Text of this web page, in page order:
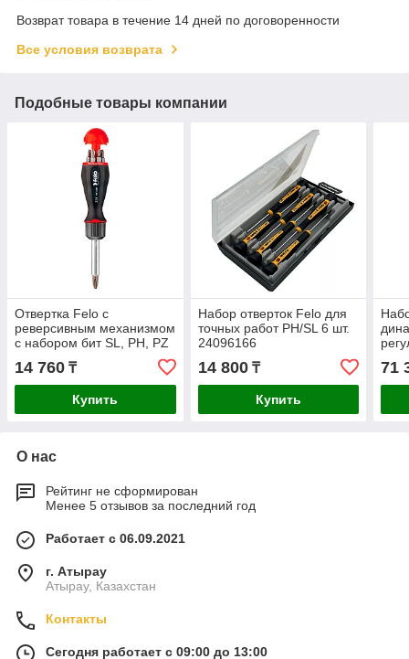
Возврат товара в течение 14 дней по договоренности
Все условия возврата
Подобные товары компании
Отвертка Felo с
реверсивным механизмом
с набором бит SL, PH, PZ
8шт. 37400405
14 760 ₸
Купить
Набор отверток Felo для
точных работ PH/SL 6 шт.
24096166
14 800₸
Купить
71
О нас
Рейтинг не сформирован
Менее 5 отзывов за последний год
Работает с 06.09.2021
г. Атырау
Атырау, Казахстан
Контакты
Сегодня работает с 09:00 до 13:00